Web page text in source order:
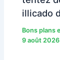
illicado
Bons plans
9 août 2026